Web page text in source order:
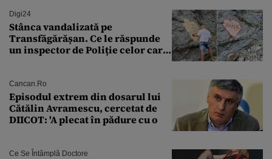
Digi24
Stânca vandalizată pe
Transfăgărășan. Ce le răspunde
un inspector de Poliție celor care
Cancan.ro
Episodul extrem din dosarul lui
Cătălin Avramescu, cercetat de
DIICOT: 'A plecat în pădure cu o
Ce Se Întâmplă Doctore